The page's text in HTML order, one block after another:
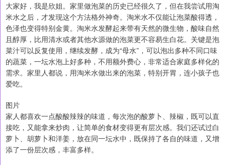
大家好，我是欣姐。家里做泡菜的历史已经很久了，但在我尝试用淘
米水之后，才发现这个方法格外神奇。淘米水不仅能让泡菜酸得透，
色泽也变得特别金黄。淘米水发酵起来带有天然的微生物，酸味自然
且醇厚，比用清水或者其他水源做的泡菜更不容易生白花。关键是泡
菜汁可以反复使用，继续发酵，成为“母水”，可以泡出多种不同口味
的蔬菜，一坛水泡上好多种，不用额外费心，非常适合家庭多样化的
需求。家里人都说，用淘米水做出来的泡菜，特别开胃，连小孩子也
爱吃。
图片
家人都喜欢一点酸酸辣辣的味道，每次泡的酸萝卜、辣椒，既可以直
接吃，又能拿来炒肉，让简单的食材变得更有层次感。我们还试过白
萝卜、胡萝卜和洋姜，放在同一坛水中，既保持了各自的味道，又增
添了一份层次感，丰富多样。